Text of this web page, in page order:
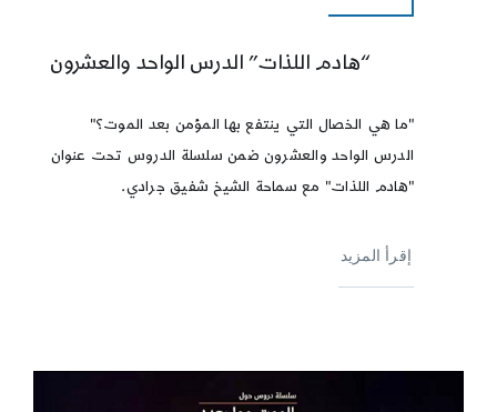
“هادم اللذات” الدرس الواحد والعشرون
"ما هي الخصال التي ينتفع بها المؤمن بعد الموت؟"
الدرس الواحد والعشرون ضمن سلسلة الدروس تحت عنوان
"هادم اللذات" مع سماحة الشيخ شفيق جرادي.
إقرأ المزيد